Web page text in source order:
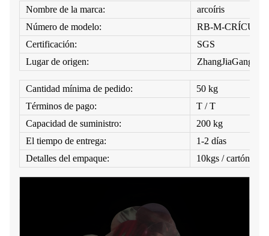
Nombre de la marca:
arcoíris
Número de modelo:
RB-M-
Certificación:
SGS
Lugar de origen:
ZhangJiaGang
Cantidad mínima de pedido:
50 kg
Términos de pago:
T / T
Capacidad de suministro:
200 kg
El tiempo de entrega:
1-2 días
Detalles del empaque:
10kgs / cartón